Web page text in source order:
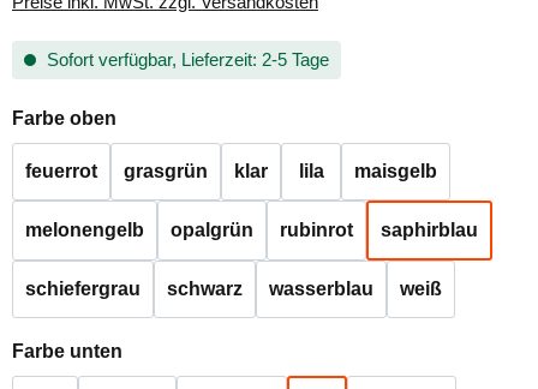
Sofort verfügbar, Lieferzeit: 2-5 Tage
Farbe oben
feuerrot grasgrün klar lila maisgelb
melonengelb opalgrün rubinrot saphirblau
schiefergrau schwarz wasserblau weiß
Farbe unten